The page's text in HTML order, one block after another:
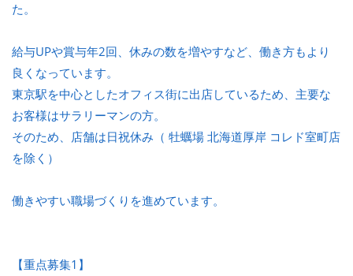
た。
給与UPや賞与年2回、休みの数を増やすなど、働き方もより
良くなっています。
東京駅を中心としたオフィス街に出店しているため、主要な
お客様はサラリーマンの方。
そのため、店舗は日祝休み（ 牡蠣場 北海道厚岸 コレド室町店
を除く）
働きやすい職場づくりを進めています。
【重点募集1】